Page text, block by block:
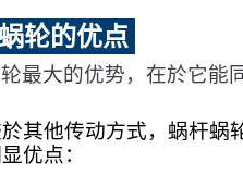
轮的优点
最大的优势，在於它能
其他传动方式，蜗杆蜗
优点：